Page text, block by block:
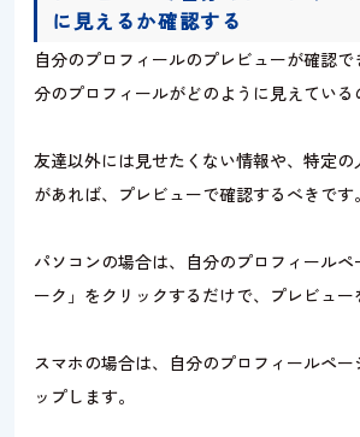
に見えるか確認する
自分のプロフィールのプレビューが確認
分のプロフィールがどのように見えている
友達以外には見せたくない情報や、特定
があれば、プレビューで確認するべきです。
パソコンの場合は、自分のプロフィール
ーク」をクリックするだけで、プレビュー
スマホの場合は、自分のプロフィールペ
ップします。